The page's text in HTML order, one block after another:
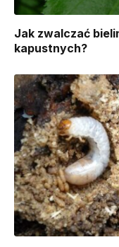
Jak zwalczać
kapustnych?